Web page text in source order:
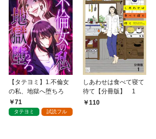
【タテヨミ】1.不倫女
の私、地獄へ堕ちろ
71
タテヨミ 試読フル
しあわせは食べて寝て
待て【分冊版】 1
110